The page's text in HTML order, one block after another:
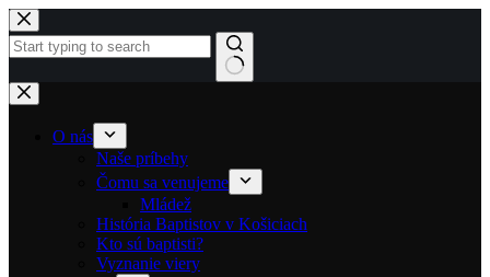
Skip to content
No results
O nás
Naše príbehy
Čomu sa venujeme
Mládež
História Baptistov v Košiciach
Kto sú baptisti?
Vyznanie viery